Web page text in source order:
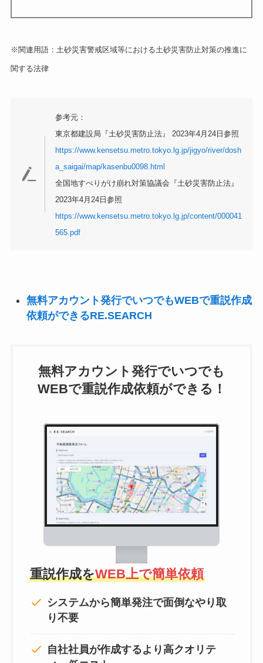
※関連用語：土砂災害警戒区域等における土砂災害防止対策の推進に
関する法律
参考元：
東京都建設局『土砂災害防止法』 2023年4月24日参照
https://www.kensetsu.metro.tokyo.lg.jp/jigyo/river/dosh
a_saigai/map/kasenbu0098.html
全国地すべりがけ崩れ対策協議会『土砂災害防止法』
2023年4月24日参照
https://www.kensetsu.metro.tokyo.lg.jp/content/000041
565.pdf
無料アカウント発行でいつでもWEBで重説作成
依頼ができるRE.SEARCH
無料アカウント発行でいつでも
WEBで重説作成依頼ができる！
重説作成をWEB上で簡単依頼
システムから簡単発注で面倒なやり取
り不要
自社社員が作成するより高クオリテ